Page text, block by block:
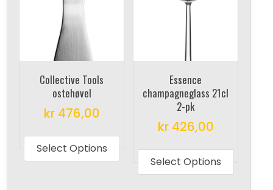
Collective Tools
ostehøvel
kr476,00
Select Options
product
has
Essence
champagneglass 21cl
2-pk
kr426,00
Select Options
has